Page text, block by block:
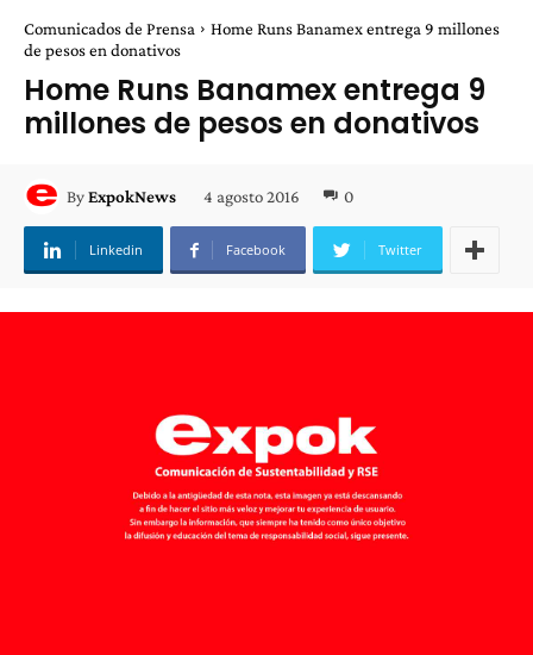
Comunicados de Prensa
Home Runs Banamex entrega 9 millones
de pesos en donativos
Home Runs Banamex entrega 9
millones de pesos en donativos
ByExpokNews 4 agosto 2016 0
Linkedin Facebook Twitter